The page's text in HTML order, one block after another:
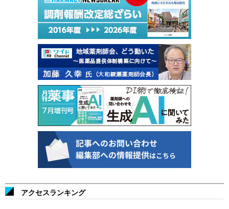
アクセスランキング